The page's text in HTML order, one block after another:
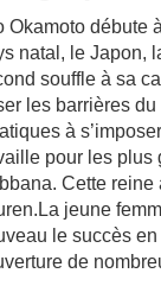
Okamoto débute
natal, le Japon,
souffle à sa
les barrières
à
pour les plus
Cette reine
jeune
le succès
de